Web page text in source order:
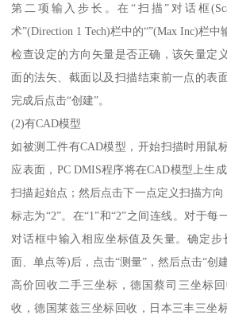
第二项输入步长。在“扫描”对话框
术”(Direction 1 Tech)栏中的“”(Max Inc)栏中
检查设定的方向矢量是否正确，该矢量定
面的法矢、截面以及扫描结束前一点的表
完成后点击“创建”。
(2)有CAD模型
如被测工件有CAD模型，开始扫描时用鼠
应表面，PC DMIS程序将在CAD模型上生
扫描起始点；然后点击下一点定义扫描方
标志为“2”。在“1”和“2”之间连线。对于每
对话框中输入相应坐标值及矢量。确定
面、单点等)后，点击“测量”，然后点击“创建
高价回收二手三坐标，德国蔡司三坐标
收，德国莱兹三坐标回收，日本三丰三坐